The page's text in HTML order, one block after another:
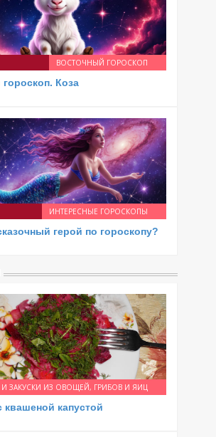
ВОСТОЧНЫЙ ГОРОСКОП
гороскоп. Коза
ИНТЕРЕСНЫЕ ГОРОСКОПЫ
герой по гороскопу?
И ЗАКУСКИ ИЗ ОВОЩЕЙ, ГРИБОВ И ЯИЦ
квашеной капустой